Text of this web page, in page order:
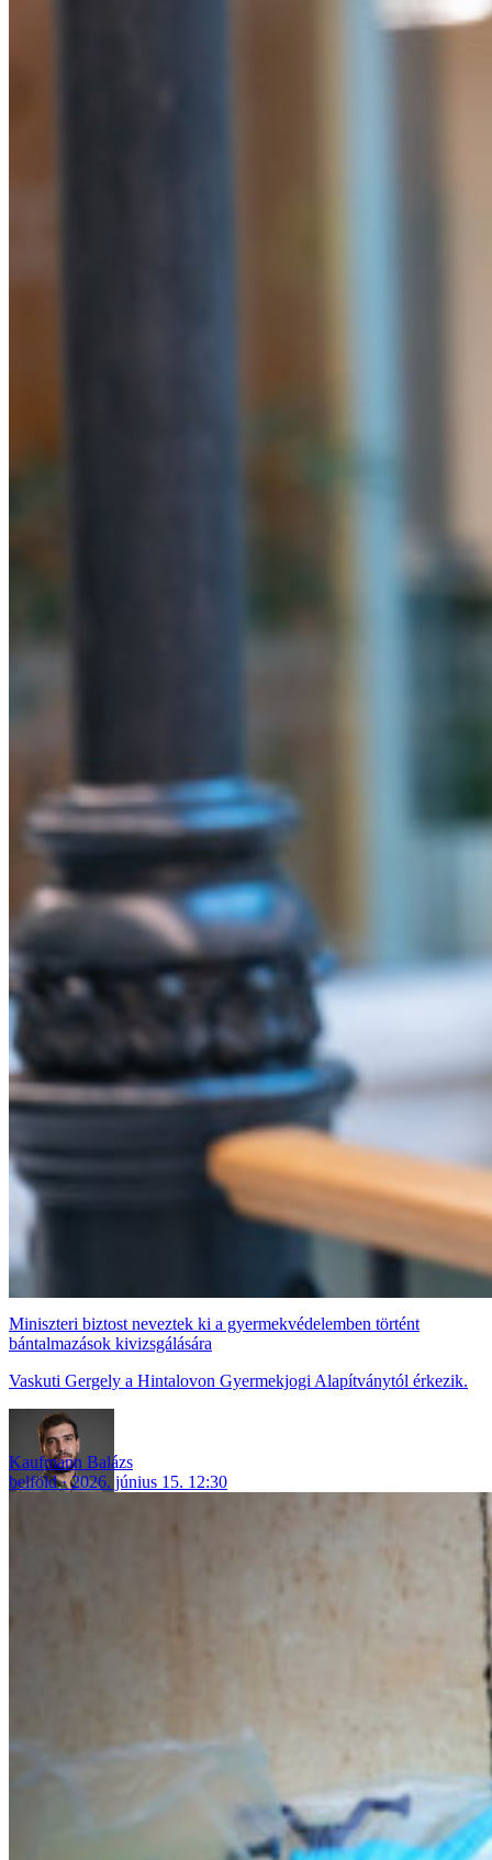
Miniszteri biztost neveztek ki a gyermekvédelemben történt
bántalmazások kivizsgálására
Vaskuti Gergely a Hintalovon Gyermekjogi Alapítványtól érkezik.
Kaufmann Balázs
belföld
2026. június 15. 12:30